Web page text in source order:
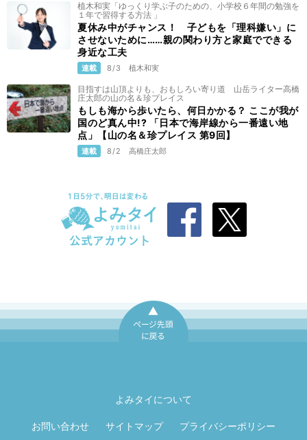
植木和実「ゆっくり学ぶ子のための、小学校６年間の勉強を
１年で習得する方法 」
夏休み中がチャンス！ 子どもを「理科嫌い」に
させないために……親の関わり方と家庭でできる
身近な工夫
連載 8/3 植木和実
目指すは山頂よりも、おもしろい寄り道 山岳ライター高橋
庄太郎の山の名＆珍プレイス
もしも海から歩いたら、何日かかる？ ここが我が
国のど真ん中!? 「日本で海岸線から一番遠い地
点」【山の名＆珍プレイス 第9回】
連載 8/2 高橋庄太郎
よみタイについて
お問い合わせ サイトマップ プライバシーポリシー